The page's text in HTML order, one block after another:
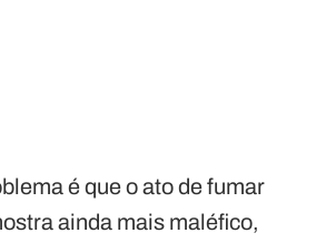
é que o ato de fumar
ainda mais maléfico,